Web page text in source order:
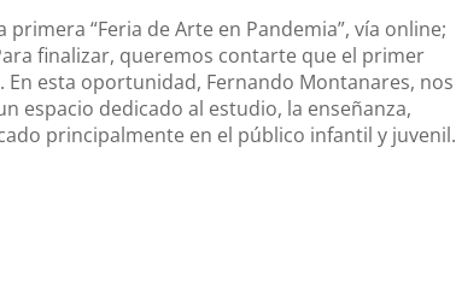
“Feria de Arte en Pandemia”, vía online;
finalizar, queremos contarte que el primer
En esta oportunidad, Fernando Montanares, nos
espacio dedicado al estudio, la enseñanza,
principalmente en el público infantil y juvenil.